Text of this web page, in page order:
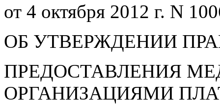
от 4 октября 2012 г. N
ОБ УТВЕРЖДЕНИИ
ПРЕДОСТАВЛЕНИЯ
ОРГАНИЗАЦИЯМИ